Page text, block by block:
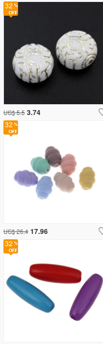
32
US$ 5.5 3.74
32
US$ 26.4 17.96
32